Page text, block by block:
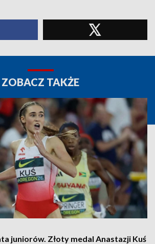
ZOBACZ TAKŻE
juniorów. Złoty medal Anastazji Kuś